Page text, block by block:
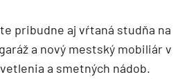
pribudne aj vŕtaná studňa na
a nový mestský mobiliár v
a smetných nádob.